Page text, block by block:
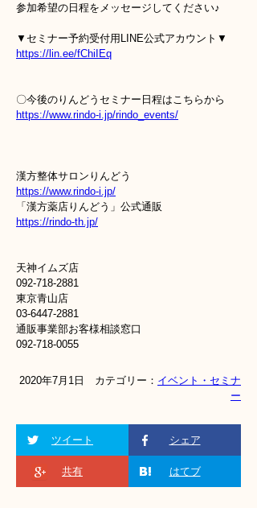
参加希望の日程をメッセージしてください♪
▼セミナー予約受付用LINE公式アカウント▼
https://lin.ee/fChiIEq
〇今後のりんどうセミナー日程はこちらから
https://www.rindo-i.jp/rindo_events/
漢方整体サロンりんどう
https://www.rindo-i.jp/
「漢方薬店りんどう」公式通販
https://rindo-th.jp/
天神イムズ店
092-718-2881
東京青山店
03-6447-2881
通販事業部お客様相談窓口
092-718-0055
2020年7月1日 カテゴリー： イベント・セミナ
ー
ツイート シェア
共有 はてブ